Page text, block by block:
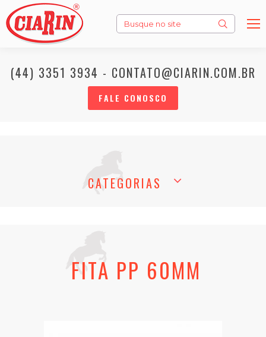
Search:
(44) 3351 3934 - CONTATO@CIARIN.COM.BR
FALE CONOSCO
CATEGORIAS
FITA PP 60MM